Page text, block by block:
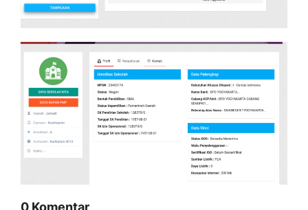
0 Komentar